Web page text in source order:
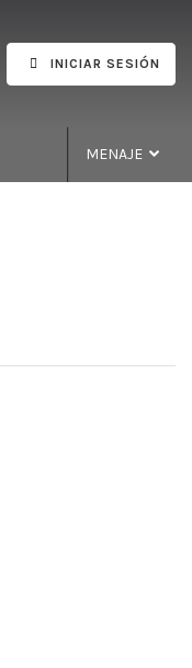
INICIAR SESIÓN
MENAJE